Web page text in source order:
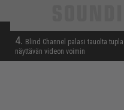
4. Blind Channel palasi tauolta
näyttävän videon voimin